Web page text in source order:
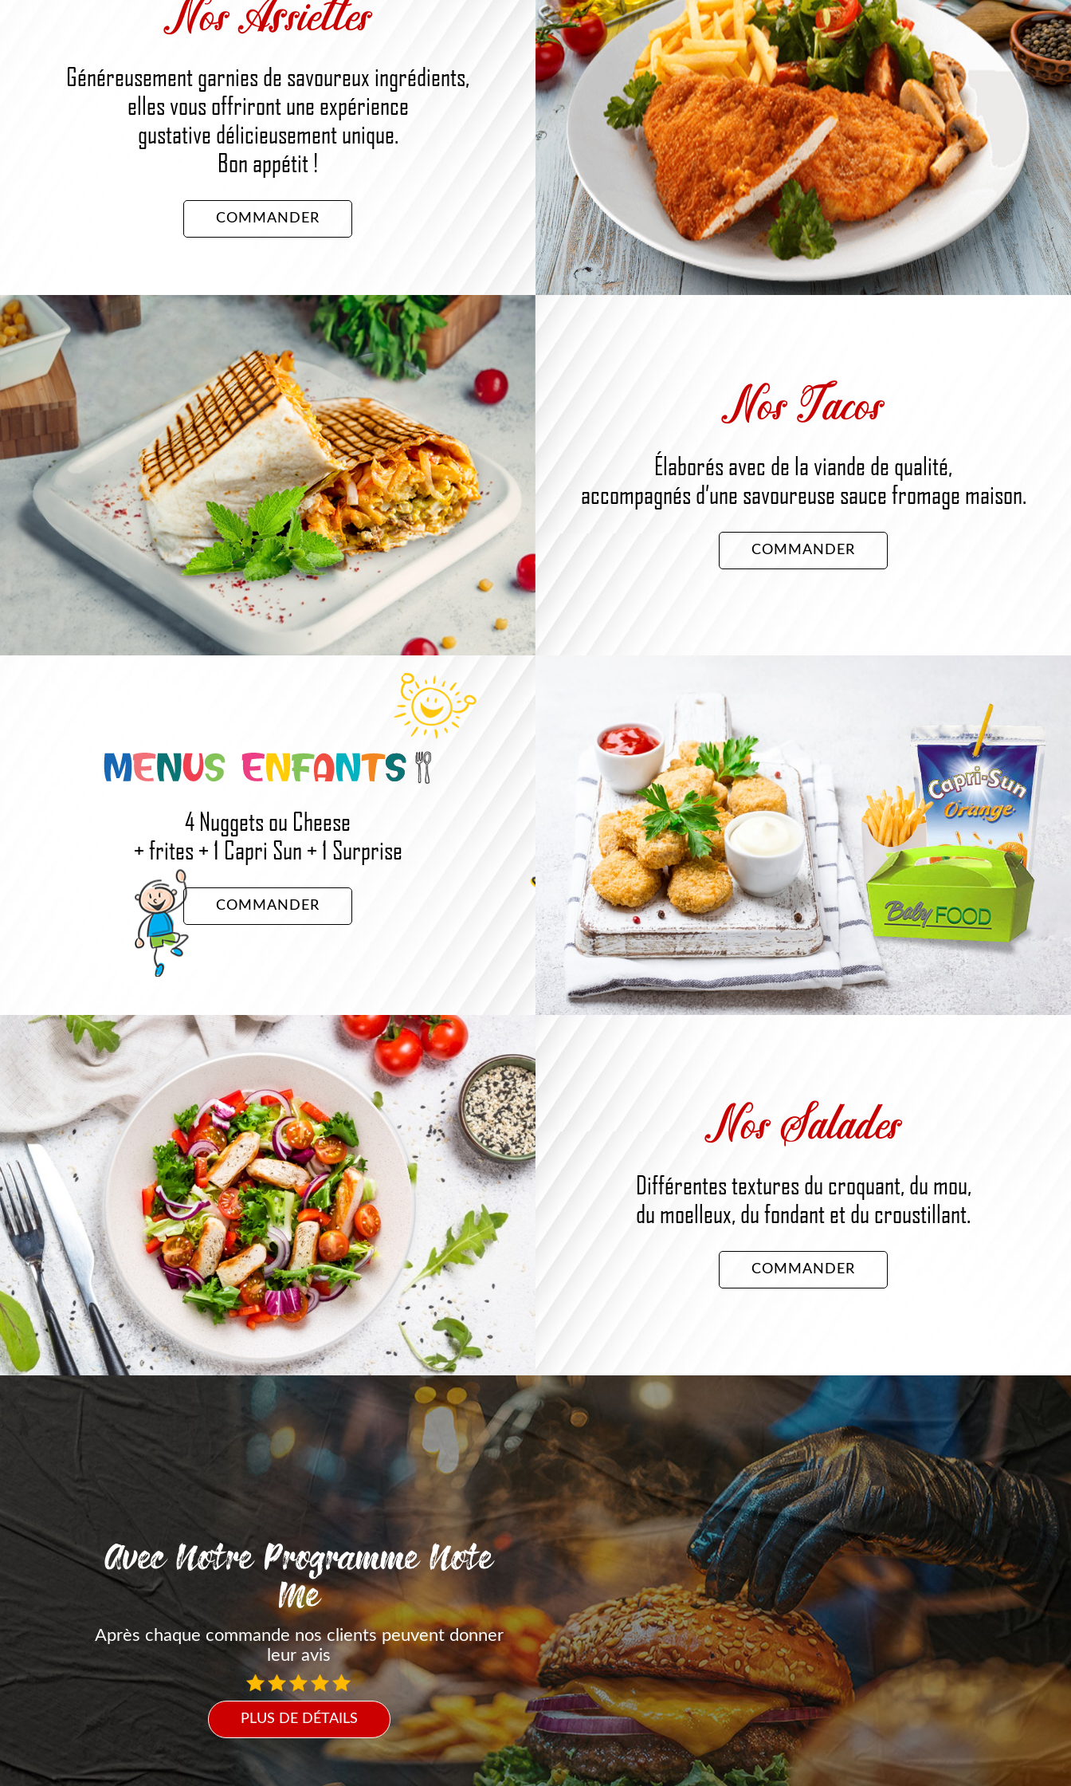
Nos Assiettes
Généreusement garnies de savoureux ingrédients,
elles vous offriront une expérience
gustative délicieusement unique.
Bon appétit !
COMMANDER
Nos Tacos
Élaborés avec de la viande de qualité,
accompagnés d’une savoureuse sauce fromage maison.
COMMANDER
4 Nuggets ou Cheese
+ frites + 1 Capri Sun + 1 Surprise
COMMANDER
Nos Salades
Différentes textures du croquant, du mou,
du moelleux, du fondant et du croustillant.
COMMANDER
Avec Notre Programme Note
Me
Après chaque commande nos clients peuvent donner
leur avis
PLUS DE DÉTAILS